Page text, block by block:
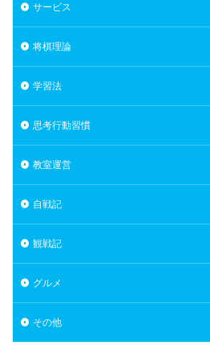
サービス
将棋理論
学習法
思考行動習慣
教室運営
自戦記
観戦記
グルメ
その他